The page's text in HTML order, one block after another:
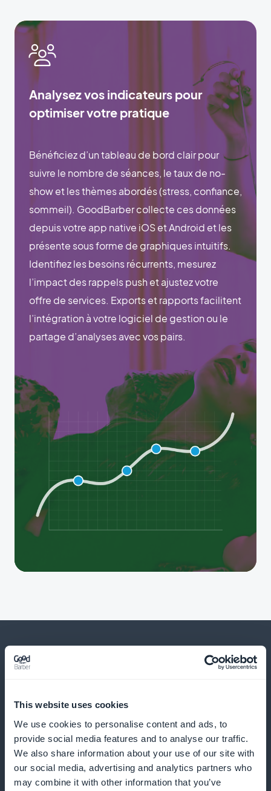
This website uses cookies
We use cookies to personalise content and ads, to
provide social media features and to analyse our traffic.
We also share information about your use of our site with
our social media, advertising and analytics partners who
may combine it with other information that you’ve
Analysez vos indicateurs pour
optimiser votre pratique
Bénéficiez d’un tableau de bord clair pour
suivre le nombre de séances, le taux de no-
show et les thèmes abordés (stress, confiance,
sommeil). GoodBarber collecte ces données
depuis votre app native iOS et Android et les
présente sous forme de graphiques intuitifs.
Identifiez les besoins récurrents, mesurez
l’impact des rappels push et ajustez votre
offre de services. Exports et rapports facilitent
l’intégration à votre logiciel de gestion ou le
partage d’analyses avec vos pairs.